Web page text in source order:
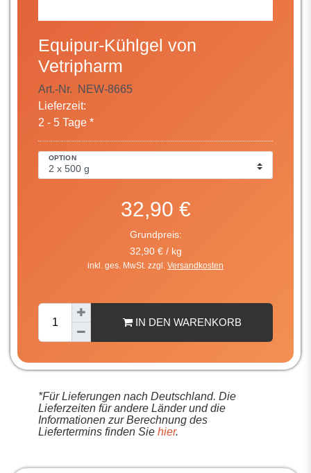
Equipur-Kühlgel von
Vetripharm
Art.-Nr.
NEW-8665
Lieferzeit:
2 - 5 Tage *
OPTION
32,90 €
Grundpreis:
32,90 € / kg
inkl. ges. MwSt. zzgl. Versandkosten
IN DEN WARENKORB
*Für Lieferungen nach Deutschland. Die
Lieferzeiten für andere Länder und die
Informationen zur Berechnung des
Liefertermins finden Sie hier.